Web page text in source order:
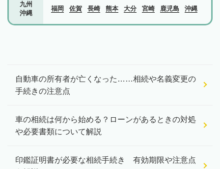
九州
沖縄
福岡 佐賀 長崎 熊本 大分 宮崎 鹿児島 沖縄
自動車の所有者が亡くなった……相続や名義変更の
手続きの注意点
車の相続は何から始める？ローンがあるときの対処
や必要書類について解説
印鑑証明書が必要な相続手続き 有効期限や注意点